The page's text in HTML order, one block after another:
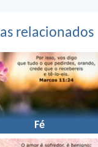
relacionados
Fé